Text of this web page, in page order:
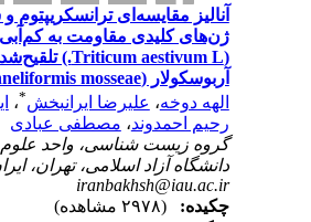
مقایسه‌ای ترانسکریپتوم و شناسایی
کلیدی مقاومت به کم‌آبی در ریشه گندم
(Triticum aestivum L.) تلقیح‌شده با میکوریزا
علیرضا ایرانبخش ،ایرج مهرگان،
،مصطفی عبادی
زیست شناسی، واحد علوم و تحقیقات،
آزاد اسلامی، تهران، ایران ،